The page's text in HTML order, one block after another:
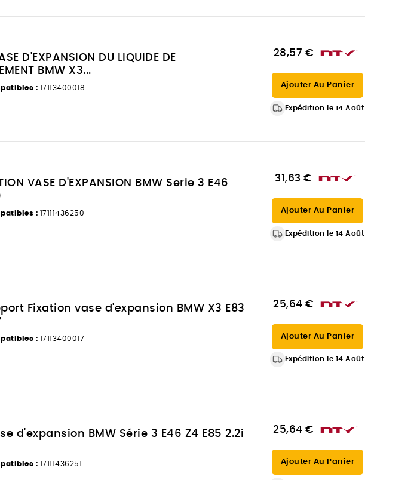
D'EXPANSION DU LIQUIDE DE
BMW X3...
: 17113400018
28,57 €
Ajouter Au Panier
Expédition le 14 Août
VASE D'EXPANSION BMW Serie 3 E46
: 17111436250
31,63 €
Ajouter Au Panier
Expédition le 14 Août
Fixation vase d'expansion BMW X3 E83
: 17113400017
25,64 €
Ajouter Au Panier
Expédition le 14 Août
d'expansion BMW Série 3 E46 Z4 E85 2.2i
: 17111436251
25,64 €
Ajouter Au Panier